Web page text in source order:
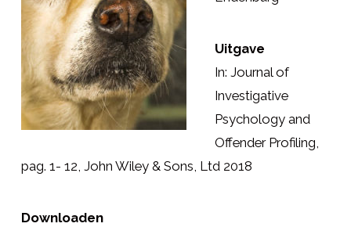
Uitgave
In: Journal of
Investigative
Psychology and
Offender Profiling,
pag. 1- 12, John Wiley & Sons, Ltd 2018
Downloaden